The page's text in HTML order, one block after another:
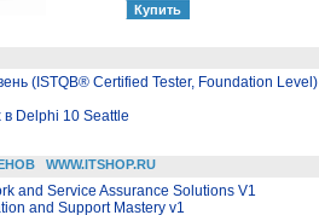
(ISTQB® Certified Tester, Foundation Level)
Delphi 10 Seattle
WWW.ITSHOP.RU
and Service Assurance Solutions V1
and Support Mastery v1